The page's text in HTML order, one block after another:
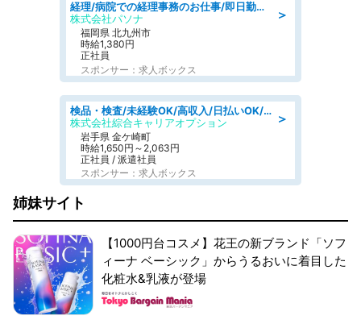
＞
経理/病院での経理事務のお仕事/即日勤務可/車通勤可/経理/一般事務
株式会社パソナ
福岡県 北九州市
時給1,380円
正社員
スポンサー：求人ボックス
＞
検品・検査/未経験OK/高収入/日払いOK/交替制/20・30・40代活躍中
株式会社綜合キャリアオプション
岩手県 金ケ崎町
時給1,650円～2,063円
正社員 / 派遣社員
スポンサー：求人ボックス
姉妹サイト
【1000円台コスメ】花王の新ブランド「ソフ
ィーナ ベーシック」からうるおいに着目した
化粧水&乳液が登場